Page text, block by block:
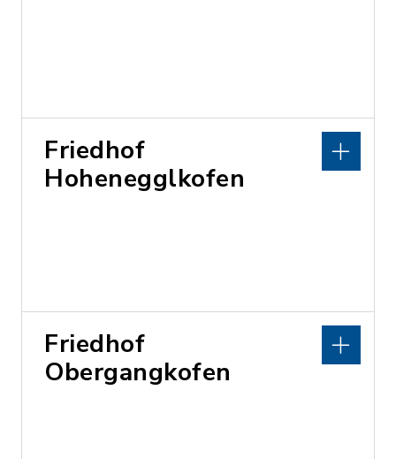
Friedhof
Hohenegglkofen
Friedhof
Obergangkofen